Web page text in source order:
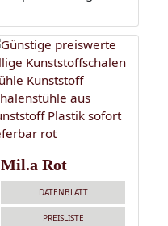
Mil.a Rot
DATENBLATT
PREISLISTE